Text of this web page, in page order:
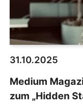
31.10.2025
Medium
zum „Hidden